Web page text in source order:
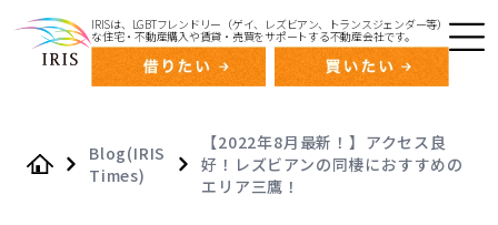
IRISは、LGBTフレンドリー（ゲイ、レズビアン、トランスジェンダー等）
な住宅・不動産購入や賃貸・売買をサポートする不動産会社です。
Blog(IRIS
Times)
【2022年8月最新！】アクセス良
好！レズビアンの同棲におすすめの
エリア三鷹！